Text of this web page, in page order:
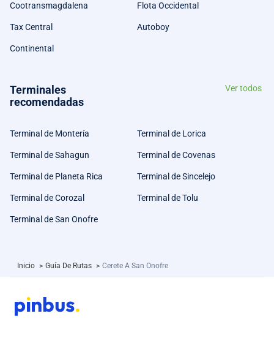
Cootransmagdalena Flota Occidental
Tax Central Autoboy
Continental
Terminales
recomendadas
Ver todos
Terminal de Montería Terminal de Lorica
Terminal de Sahagun Terminal de Covenas
Terminal de Planeta Rica Terminal de Sincelejo
Terminal de Corozal Terminal de Tolu
Terminal de San Onofre
Inicio > Guía De Rutas > Cerete A San Onofre